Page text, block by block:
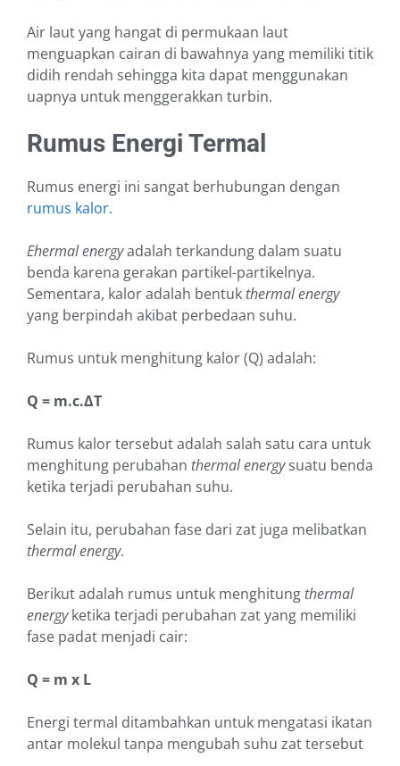
Air laut yang hangat di permukaan laut
menguapkan cairan di bawahnya yang memiliki titik
didih rendah sehingga kita dapat menggunakan
uapnya untuk menggerakkan turbin.
Rumus Energi Termal
Rumus energi ini sangat berhubungan dengan
rumus kalor.
Ehermal energyadalah terkandung dalam suatu
benda karena gerakan partikel-partikelnya.
Sementara, kalor adalah bentuk thermal energy
yang berpindah akibat perbedaan suhu.
Rumus untuk menghitung kalor (Q) adalah:
Q = m.c.ΔT
Rumus kalor tersebut adalah salah satu cara untuk
menghitung perubahan thermal energysuatu benda
ketika terjadi perubahan suhu.
Selain itu, perubahan fase dari zat juga melibatkan
thermal energy.
Berikut adalah rumus untuk menghitung thermal
energyketika terjadi perubahan zat yang memiliki
fase padat menjadi cair:
Q = m x L
Energi termal ditambahkan untuk mengatasi ikatan
antar molekul tanpa mengubah suhu zat tersebut